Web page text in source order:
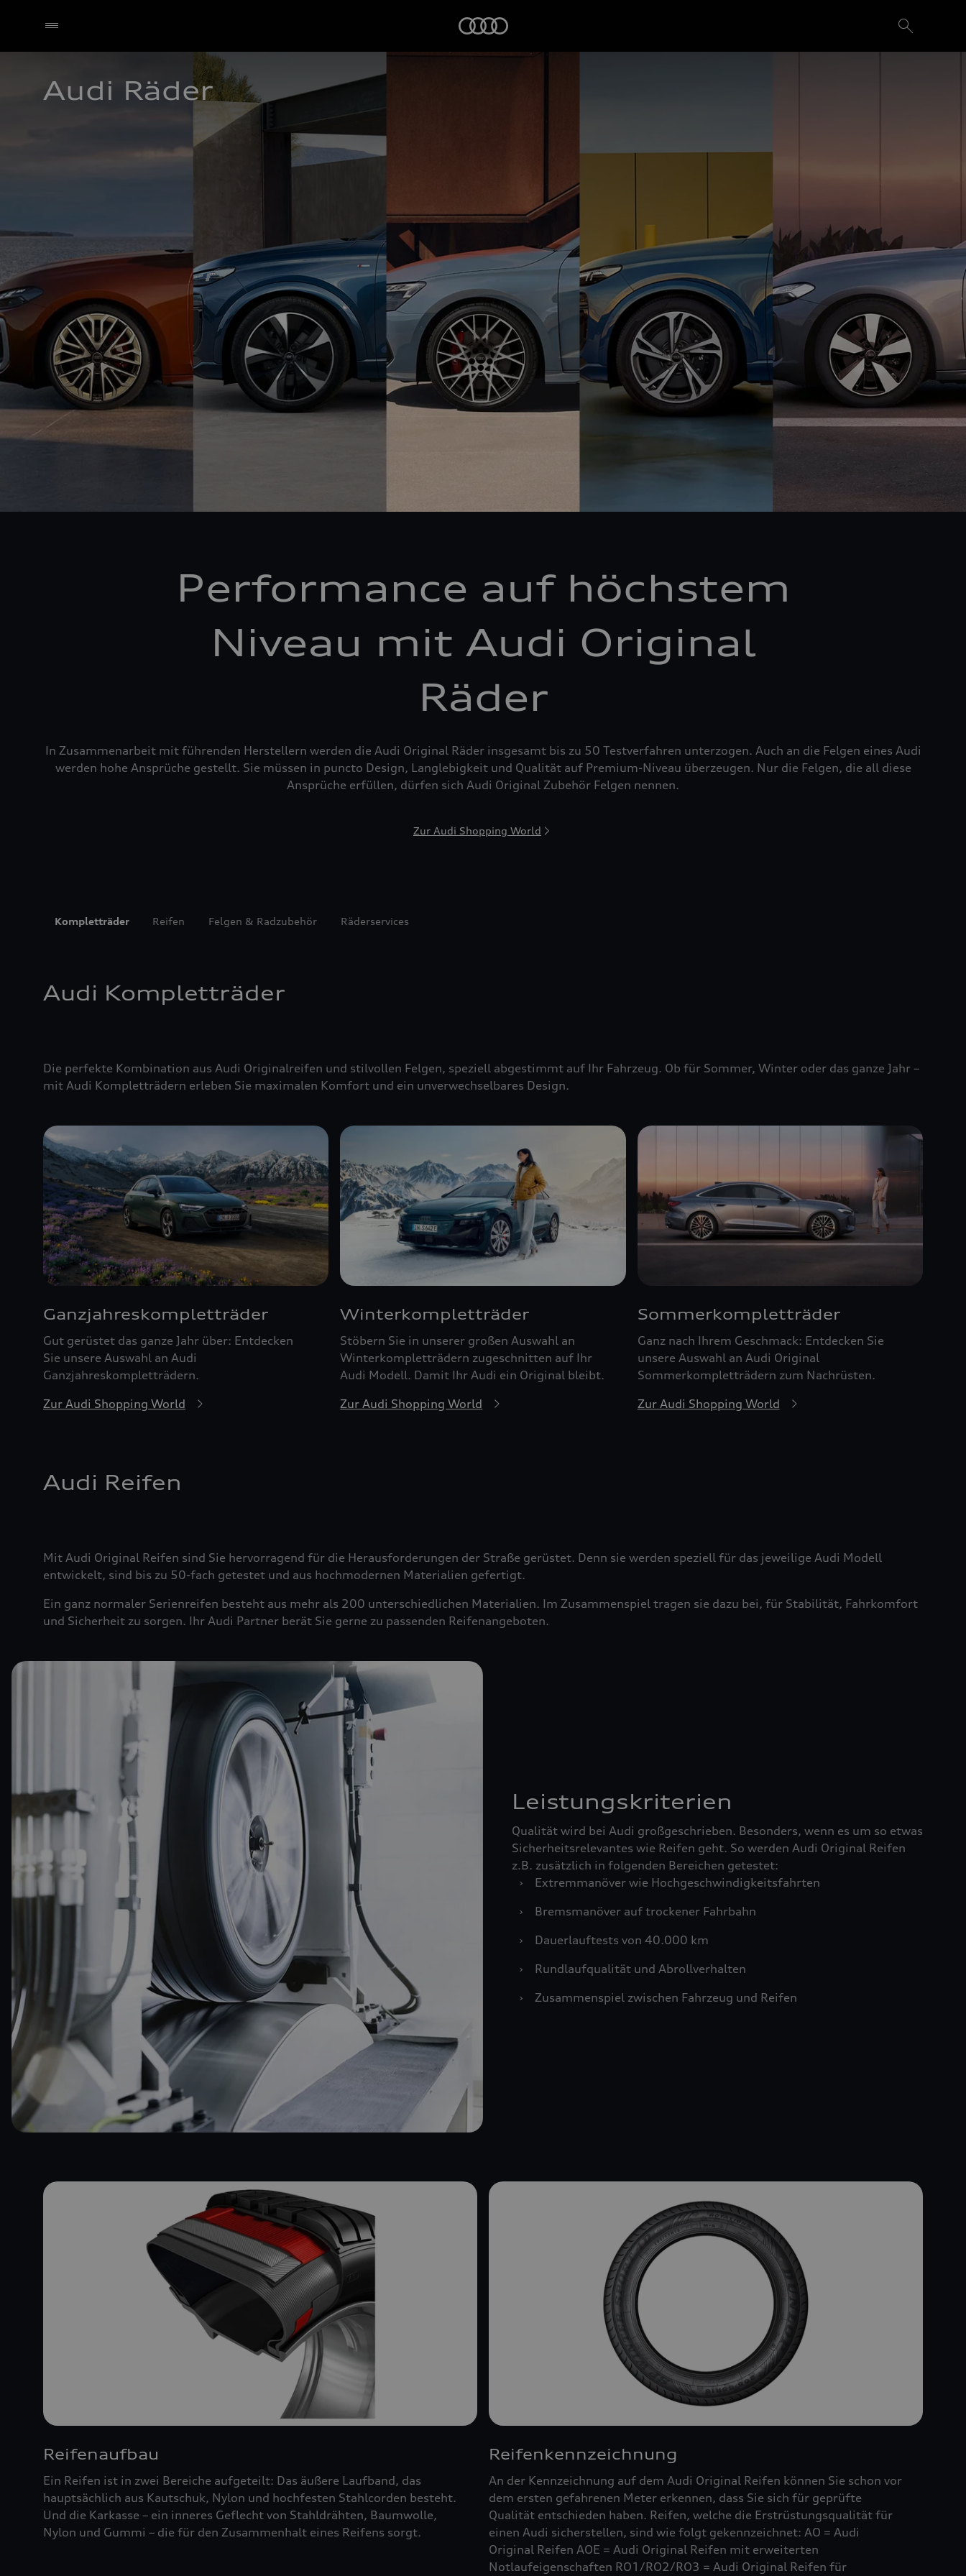
Audi Räder
Performance auf höchstem
Niveau mit Audi Original
Räder
In Zusammenarbeit mit führenden Herstellern werden die Audi Original Räder insgesamt bis zu 50 Testverfahren unterzogen. Auch an die Felgen eines Audi
werden hohe Ansprüche gestellt. Sie müssen in puncto Design, Langlebigkeit und Qualität auf Premium-Niveau überzeugen. Nur die Felgen, die all diese
Ansprüche erfüllen, dürfen sich Audi Original Zubehör Felgen nennen.
Zur Audi Shopping World
Kompletträder Reifen Felgen & Radzubehör Räderservices
Audi Kompletträder
Die perfekte Kombination aus Audi Originalreifen und stilvollen Felgen, speziell abgestimmt auf Ihr Fahrzeug. Ob für Sommer, Winter oder das ganze Jahr –
mit Audi Kompletträdern erleben Sie maximalen Komfort und ein unverwechselbares Design.
Ganzjahreskomplett­räder
Gut gerüstet das ganze Jahr über: Entdecken
Sie unsere Auswahl an Audi
Ganzjahreskompletträdern.
Zur Audi Shopping World
Winterkompletträder
Stöbern Sie in unserer großen Auswahl an
Winterkompletträdern zugeschnitten auf Ihr
Audi Modell. Damit Ihr Audi ein Original bleibt.
Zur Audi Shopping World
Sommerkompletträder
Ganz nach Ihrem Geschmack: Entdecken Sie
unsere Auswahl an Audi Original
Sommerkompletträdern zum Nachrüsten.
Zur Audi Shopping World
Audi Reifen
Mit Audi Original Reifen sind Sie hervorragend für die Herausforderungen der Straße gerüstet. Denn sie werden speziell für das jeweilige Audi Modell
entwickelt, sind bis zu 50-fach getestet und aus hochmodernen Materialien gefertigt.
Ein ganz normaler Serienreifen besteht aus mehr als 200 unterschiedlichen Materialien. Im Zusammenspiel tragen sie dazu bei, für Stabilität, Fahrkomfort
und Sicherheit zu sorgen. Ihr Audi Partner berät Sie gerne zu passenden Reifenangeboten.
Leistungskriterien
Qualität wird bei Audi großgeschrieben. Besonders, wenn es um so etwas
Sicherheitsrelevantes wie Reifen geht. So werden Audi Original Reifen
z.B. zusätzlich in folgenden Bereichen getestet:
›
Extremmanöver wie Hochgeschwindigkeitsfahrten
›
Bremsmanöver auf trockener Fahrbahn
›
Dauerlauftests von 40.000 km
›
Rundlaufqualität und Abrollverhalten
›
Zusammenspiel zwischen Fahrzeug und Reifen
Reifenaufbau
Ein Reifen ist in zwei Bereiche aufgeteilt: Das äußere Laufband, das
hauptsächlich aus Kautschuk, Nylon und hochfesten Stahlcorden besteht.
Und die Karkasse – ein inneres Geflecht von Stahldrähten, Baumwolle,
Nylon und Gummi – die für den Zusammenhalt eines Reifens sorgt.
Reifenkennzeichnung
An der Kennzeichnung auf dem Audi Original Reifen können Sie schon vor
dem ersten gefahrenen Meter erkennen, dass Sie sich für geprüfte
Qualität entschieden haben. Reifen, welche die Erstrüstungsqualität für
einen Audi sicherstellen, sind wie folgt gekennzeichnet: AO = Audi
Original Reifen AOE = Audi Original Reifen mit erweiterten
Notlaufeigenschaften RO1/RO2/RO3 = Audi Original Reifen für